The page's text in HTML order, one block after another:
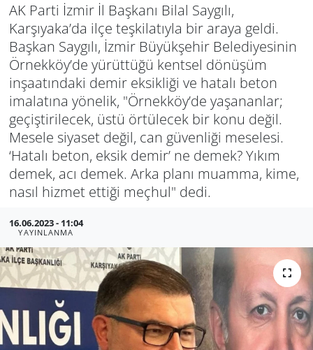
AK Parti İzmir İl Başkanı Bilal Saygılı,
Karşıyaka’da ilçe teşkilatıyla bir araya geldi.
Başkan Saygılı, İzmir Büyükşehir Belediyesinin
Örnekköy’de yürüttüğü kentsel dönüşüm
inşaatındaki demir eksikliği ve hatalı beton
imalatına yönelik, "Örnekköy’de yaşananlar;
geçiştirilecek, üstü örtülecek bir konu değil.
Mesele siyaset değil, can güvenliği meselesi.
‘Hatalı beton, eksik demir’ ne demek? Yıkım
demek, acı demek. Arka planı muamma, kime,
nasıl hizmet ettiği meçhul" dedi.
16.06.2023 - 11:04
YAYINLANMA
EĞİTİM
EKONOMİ
GENEL
GÜNDEM
HABERDE İNSAN
KÜLTÜR SANAT
MAGAZİN
POLİTİKA
RESMİ İLANLAR
SAĞLIK
Tüm Manşetler
Son Dakika Haberleri
Haber Arşivi